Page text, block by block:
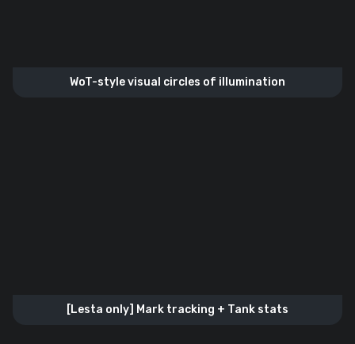
WoT-style visual circles of illumination
[Lesta only] Mark tracking + Tank stats